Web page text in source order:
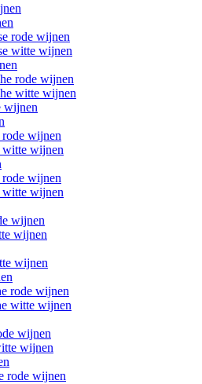
rode wijnen
witte wijnen
rode wijnen
witte wijnen
wijnen
wijnen
witte wijnen
rode wijnen
witte wijnen
wijnen
wijnen
wijnen
rode wijnen
witte wijnen
wijnen
wijnen
rode wijnen